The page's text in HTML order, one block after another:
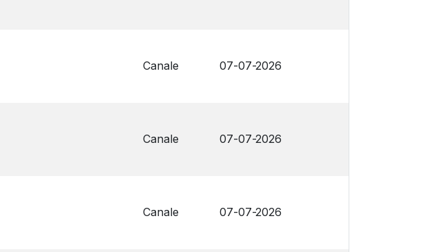
Canale 07-07-2026
Canale 07-07-2026
Canale 07-07-2026